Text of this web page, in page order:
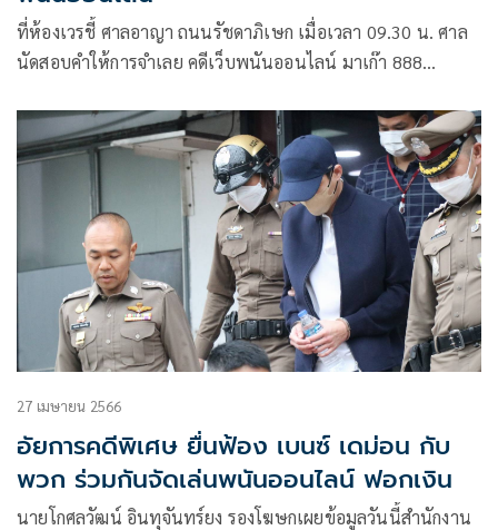
ที่ห้องเวรชี้ ศาลอาญา ถนนรัชดาภิเษก เมื่อเวลา 09.30 น. ศาล
นัดสอบคำให้การจำเลย คดีเว็บพนันออนไลน์ มาเก๊า 888
4
27 เมษายน 2566
อัยการคดีพิเศษ ยื่นฟ้อง เบนซ์ เดม่อน กับ
พวก ร่วมกันจัดเล่นพนันออนไลน์ ฟอกเงิน
นายโกศลวัฒน์ อินทุจันทร์ยง รองโฆษกเผยข้อมูลวันนี้สำนักงาน